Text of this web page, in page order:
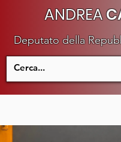
ANDREA
Deputato della